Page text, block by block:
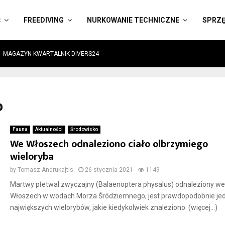
FREEDIVING NURKOWANIE TECHNICZNE
MAGAZYN KWARTALNIK DIVERS24
Fauna Aktualności Środowisko
We Włoszech odnaleziono ciało olbrzymiego
wieloryba
by Tomasz Andrukajtis 26 stycznia 2021 1149
Martwy płetwal zwyczajny (Balaenoptera physalus) odnaleziony we
Włoszech w wodach Morza Śródziemnego, jest prawdopodobnie
największych wielorybów, jakie kiedykolwiek znaleziono. (więcej…)